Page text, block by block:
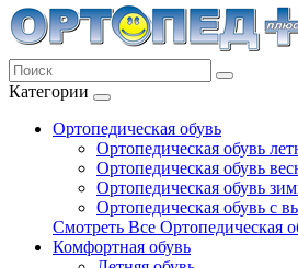
Категории
Ортопедическая обувь
Ортопедическая обувь
Ортопедическая обувь
Ортопедическая обувь
Ортопедическая обувь с
Смотреть Все Ортопедическая
Комфортная обувь